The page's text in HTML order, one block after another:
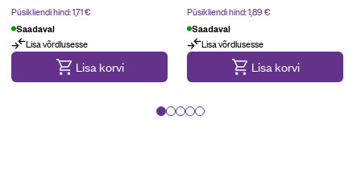
Püsikliendi hind:1,71€
Saadaval
Lisa võrdlusesse
Lisa korvi
Püsikliendi hind:1,89€
Saadaval
Lisa võrdlusesse
Lisa korvi